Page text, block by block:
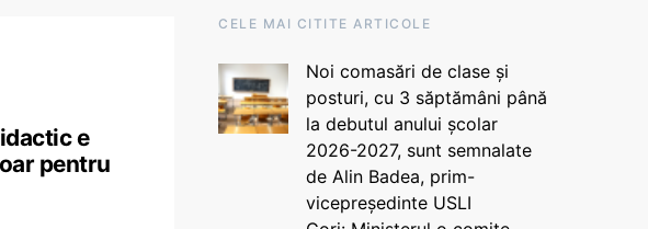
e
pentru
CELE MAI CITITE ARTICOLE
Noi comasări de clase și
posturi, cu 3 săptămâni până
la debutul anului școlar
2026-2027, sunt semnalate
de Alin Badea, prim-
vicepreședinte USLI